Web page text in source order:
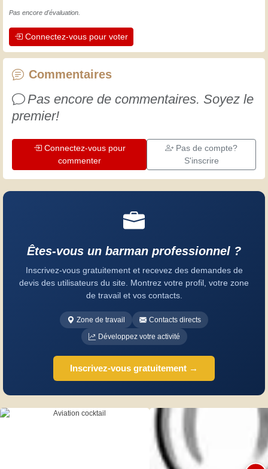
Pas encore d'évaluation.
Connectez-vous pour voter
Commentaires
Pas encore de commentaires. Soyez le
premier!
Connectez-vous pour
commenter
Pas de compte?
S'inscrire
Êtes-vous un barman professionnel ?
Inscrivez-vous gratuitement et recevez des demandes de
devis des utilisateurs du site. Montrez votre profil, votre zone
de travail et vos contacts.
Zone de travail
Contacts directs
Développez votre activité
Inscrivez-vous gratuitement →